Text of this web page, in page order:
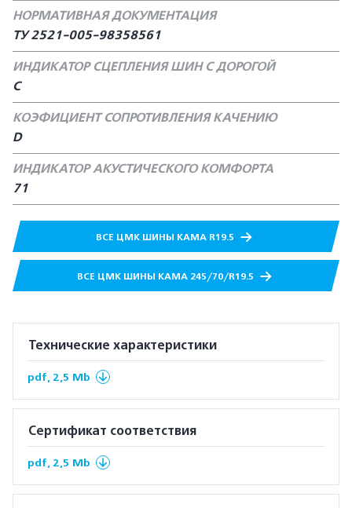
НОРМАТИВНАЯ ДОКУМЕНТАЦИЯ
ТУ 2521-005-98358561
ИНДИКАТОР СЦЕПЛЕНИЯ ШИН С ДОРОГОЙ
С
КОЭФИЦИЕНТ СОПРОТИВЛЕНИЯ КАЧЕНИЮ
D
ИНДИКАТОР АКУСТИЧЕСКОГО КОМФОРТА
71
ВСЕ ЦМК ШИНЫ КАМА R19.5
ВСЕ ЦМК ШИНЫ КАМА 245/70/R19.5
Технические характеристики
pdf, 2,5 Mb
Сертификат соответствия
pdf, 2,5 Mb